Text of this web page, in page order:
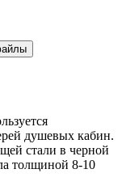
душевых кабин.
стали в черной
толщиной 8-10